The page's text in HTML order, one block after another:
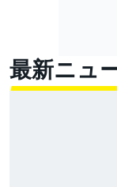
最新ニュ